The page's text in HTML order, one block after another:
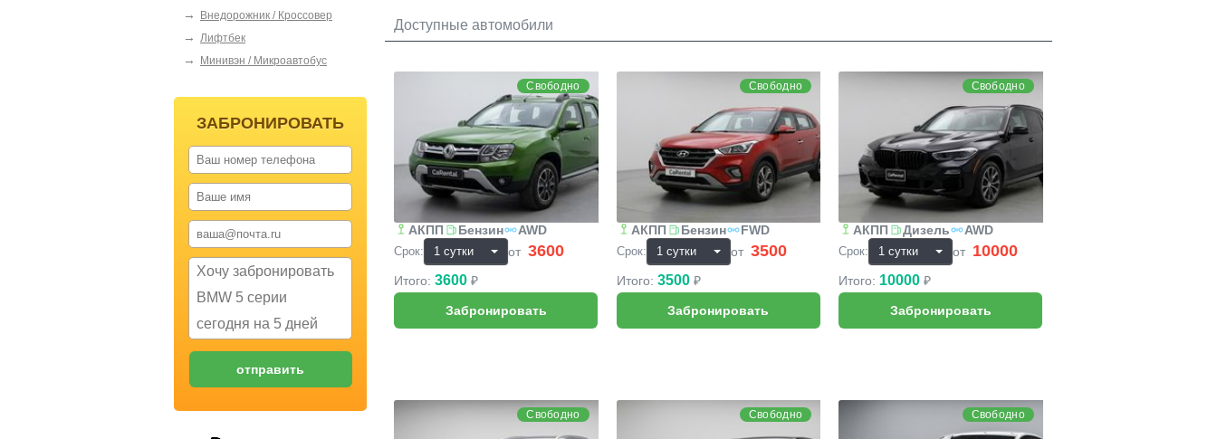
→ Внедорожник / Кроссовер
→ Лифтбек
→ Минивэн / Микроавтобус
ЗАБРОНИРОВАТЬ
Доступные автомобили
Свободно
АКПП Бензин AWD
Срок: от 3600
Итого: 3600 ₽
Свободно
АКПП Бензин FWD
Срок: от 3500
Итого: 3500 ₽
Свободно
АКПП Дизель AWD
Срок: от 10000
Итого: 10000 ₽
Свободно Свободно Свободно